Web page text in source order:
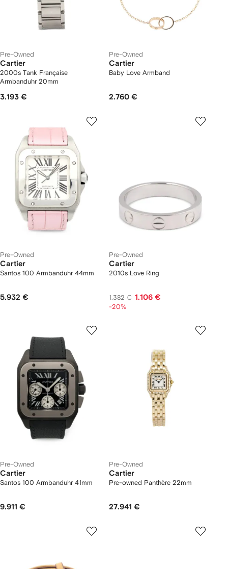
Pre-Owned
Cartier
2000s Tank Française
Armbanduhr 20mm
3.193 €
Pre-Owned
Cartier
Baby Love Armband
2.760 €
Pre-Owned
Cartier
Santos 100 Armbanduhr 44mm
5.932 €
Pre-Owned
Cartier
2010s Love Ring
1.382 € 1.106 €
-20%
Pre-Owned
Cartier
Santos 100 Armbanduhr 41mm
9.911 €
Pre-Owned
Cartier
Pre-owned Panthère 22mm
27.941 €